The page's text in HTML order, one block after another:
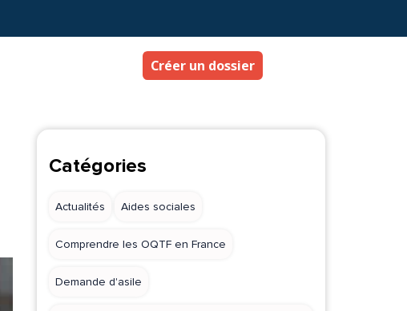
Créer un dossier
Catégories
Actualités Aides sociales
Comprendre les OQTF en France
Demande d'asile